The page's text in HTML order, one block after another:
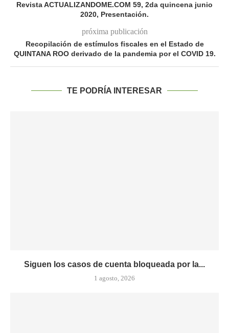
Revista ACTUALIZANDOME.COM 59, 2da quincena junio
2020, Presentación.
próxima publicación
Recopilación de estímulos fiscales en el Estado de
QUINTANA ROO derivado de la pandemia por el COVID 19.
TE PODRÍA INTERESAR
Siguen los casos de cuenta bloqueada por la...
1 agosto, 2026